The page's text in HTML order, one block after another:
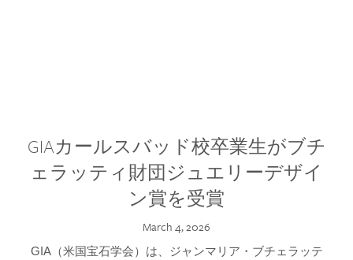
GIAカールスバッド校卒業生がブチ
ェラッティ財団ジュエリーデザイ
ン賞を受賞
March 4, 2026
GIA（米国宝石学会）は、ジャンマリア・ブチェラッテ